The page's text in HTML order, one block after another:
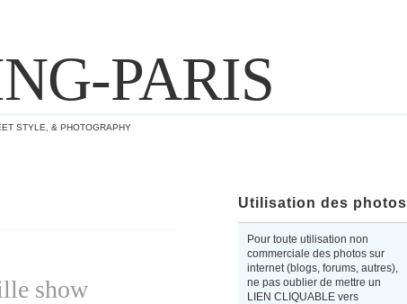
PARIS
STYLE, & PHOTOGRAPHY
Utilisation des photos
Pour toute utilisation non
commerciale des photos sur
internet (blogs, forums, autres),
ne pas oublier de mettre un
LIEN CLIQUABLE vers
show